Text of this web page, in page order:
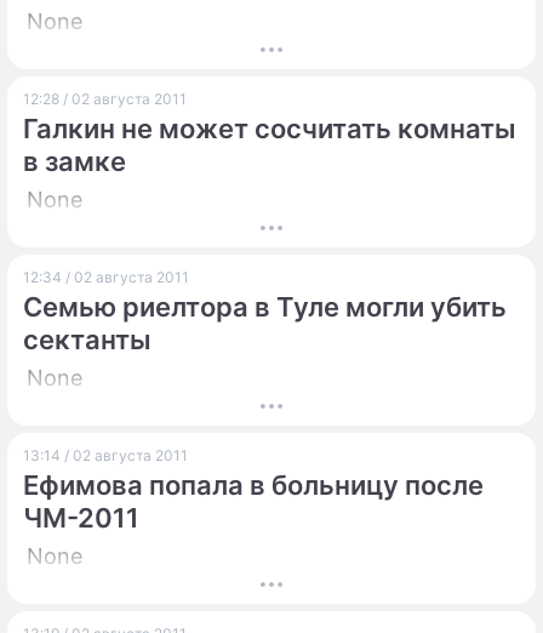
None
12:28 / 02 августа 2011
Галкин не может сосчитать комнаты
в замке
None
12:34 / 02 августа 2011
Семью риелтора в Туле могли убить
сектанты
None
13:14 / 02 августа 2011
Ефимова попала в больницу после
ЧМ-2011
None